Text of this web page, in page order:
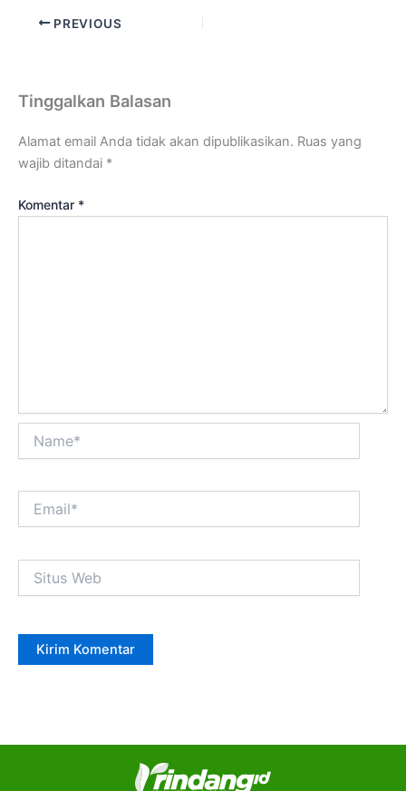
PREVIOUS
Tinggalkan Balasan
Alamat email Anda tidak akan dipublikasikan. Ruas yang
wajib ditandai *
Komentar *
Web